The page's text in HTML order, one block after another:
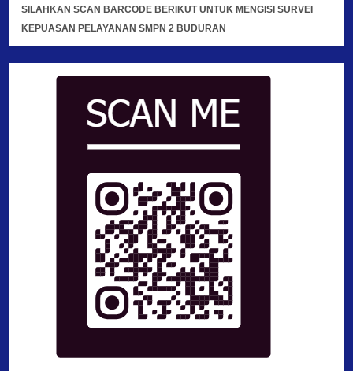
SILAHKAN SCAN BARCODE BERIKUT UNTUK MENGISI SURVEI
KEPUASAN PELAYANAN SMPN 2 BUDURAN